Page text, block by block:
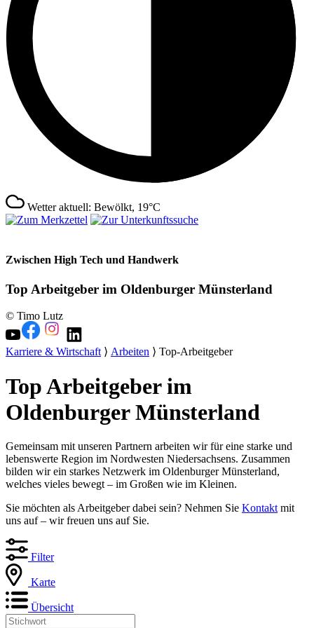
Wetter aktuell: Bewölkt, 19°C
Zwischen High Tech und Handwerk
Top Arbeitgeber im Oldenburger Münsterland
© Timo Lutz
Karriere & Wirtschaft⟩ Arbeiten ⟩ Top-Arbeitgeber
Top Arbeitgeber im
Oldenburger Münsterland
Gemeinsam mit unseren Partnern arbeiten wir für eine starke und
lebenswerte Region im Nordwesten Niedersachsens. Zusammen
bilden wir ein starkes Netzwerk im Oldenburger Münsterland,
welches vieles bewegt – im Großen wie im Kleinen.
Sie möchten als Arbeitgeber dabei sein? Nehmen Sie Kontakt mit
uns auf – wir freuen uns auf Sie.
Filter
Karte
Übersicht